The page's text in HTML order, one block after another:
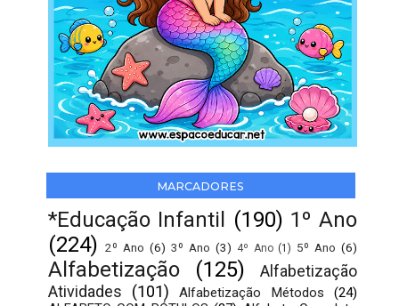
MARCADORES
*Educação Infantil (190) 1º Ano
(224) 2º Ano (6) 3º Ano (3) 4º Ano (1) 5º Ano (6)
Alfabetização (125)
Alfabetização
Atividades
(101) Alfabetização Métodos
(24)